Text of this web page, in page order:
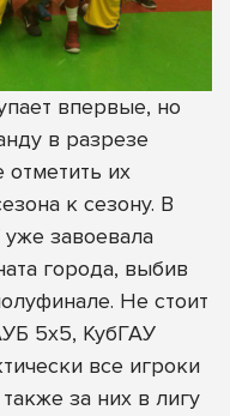
впервые, но
в разрезе
отметить их
к сезону. В
завоевала
города, выбив
Не стоит
5х5, КубГАУ
все игроки
за них в лигу